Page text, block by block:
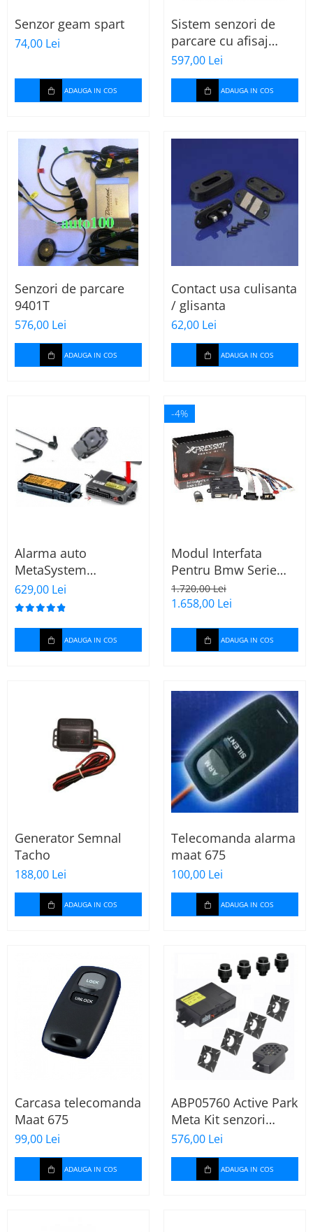
Senzor geam spart
74,00 Lei
ADAUGA IN COS
Sistem senzori de
parcare cu afisaj
digital DIRECTED
597,00 Lei
ADAUGA IN COS
Senzori de parcare
9401T
576,00 Lei
ADAUGA IN COS
Contact usa culisanta
/ glisanta
62,00 Lei
ADAUGA IN COS
Alarma auto
MetaSystem
EASYCAN
629,00 Lei
ADAUGA IN COS
-4%
Modul Interfata
Pentru Bmw Serie
3/5 Si X5
1.720,00 Lei
1.658,00 Lei
ADAUGA IN COS
Generator Semnal
Tacho
188,00 Lei
ADAUGA IN COS
Telecomanda alarma
maat 675
100,00 Lei
ADAUGA IN COS
Carcasa telecomanda
Maat 675
99,00 Lei
ADAUGA IN COS
ABP05760 Active Park
Meta Kit senzori
parcare spate cu
buzzer ( fara display )
576,00 Lei
ADAUGA IN COS